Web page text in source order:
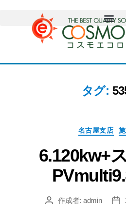
タグ:
名古屋支店
6.120kw+
作成者: admin